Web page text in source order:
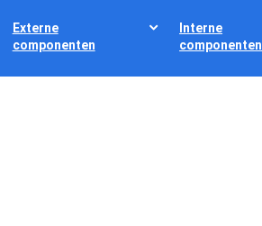
Externe
componenten
Interne
componenten